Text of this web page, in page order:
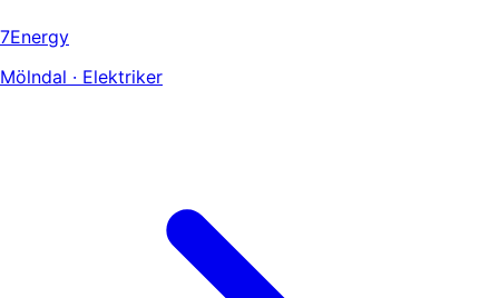
7Energy
Mölndal · Elektriker